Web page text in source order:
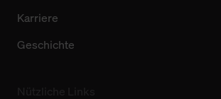
Karriere
Geschichte